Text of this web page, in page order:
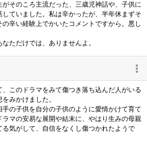
がそのころ主流だった、三歳児神話や、子供に
ていました。私は辛かったが、半年休まずそ
辛い経験上でかいたコメントですから。悪し
ただけでは、ありませんよ。
このドラマをみて傷つき落ち込んだ人がいる
みかけました。
の子供を自分の子供のように愛情かけて育て
マの安易な展開や結末に、やはり生みの母親
気がして、自信をなくし傷つかれたようで